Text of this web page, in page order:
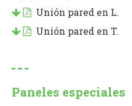
Unión pared en L.
Unión pared en T.
Paneles especiales